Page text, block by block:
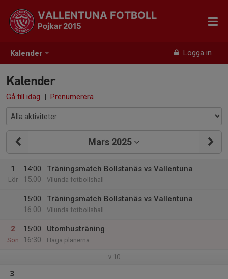
Kalender Logga in
VALLENTUNA FOTBOLL
Pojkar 2015
Kalender
Gå till idag | Prenumerera
Mars 2025
1
Lör
14:00
15:00
Träningsmatch Bollstanäs vs Vallentuna
Vilunda fotbollshall
15:00
16:00
Träningsmatch Bollstanäs vs Vallentuna
Vilunda fotbollshall
2
Sön
15:00
16:30
Utomhusträning
Haga planerna
v.10
3